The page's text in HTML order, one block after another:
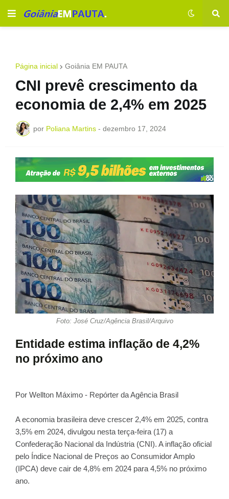
Página inicial Goiânia EM PAUTA
CNI prevê crescimento da
economia de 2,4% em 2025
por Poliana Martins - dezembro 17, 2024
Foto: José Cruz/Agência Brasil/Arquivo
Entidade estima inflação de 4,2%
no próximo ano
Por Wellton Máximo - Repórter da Agência Brasil
A economia brasileira deve crescer 2,4% em 2025, contra
3,5% em 2024, divulgou nesta terça-feira (17) a
Confederação Nacional da Indústria (CNI). A inflação oficial
pelo Índice Nacional de Preços ao Consumidor Amplo
(IPCA) deve cair de 4,8% em 2024 para 4,5% no próximo
ano.